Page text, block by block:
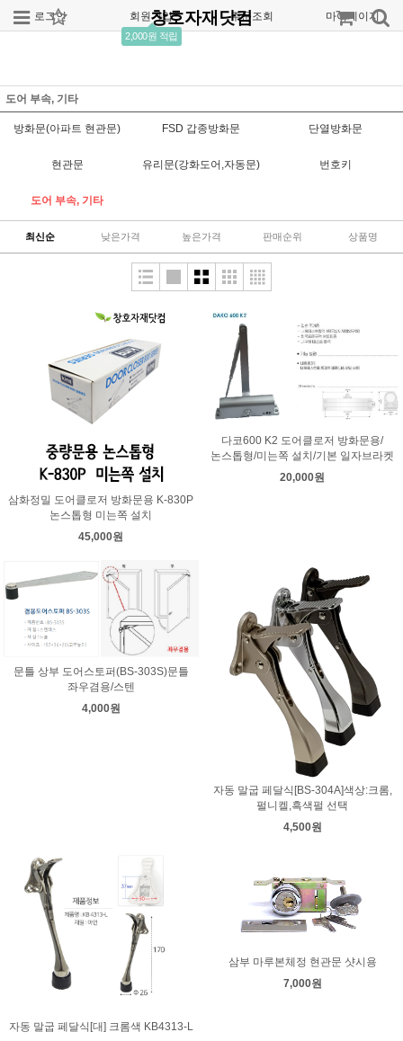
로그인 회원가입
2,000원 적립
주문조회 마이페이지
창호자재닷컴
도어 부속, 기타
방화문(아파트 현관문) FSD 갑종방화문 단열방화문
현관문 유리문(강화도어,자동문) 번호키
도어 부속, 기타
최신순 낮은가격 높은가격 판매순위 상품명
삼화정밀 도어클로저 방화문용 K-830P
논스톱형 미는쪽 설치
45,000원
다코600 K2 도어클로저 방화문용/
논스톱형/미는쪽 설치/기본 일자브라켓
20,000원
문틀 상부 도어스토퍼(BS-303S)문틀
좌우겸용/스텐
4,000원
자동 말굽 페달식[BS-304A]색상:크롬,
펄니켈,흑색펄 선택
4,500원
자동 말굽 페달식[대] 크롬색 KB4313-L
삼부 마루본체정 현관문 샷시용
7,000원